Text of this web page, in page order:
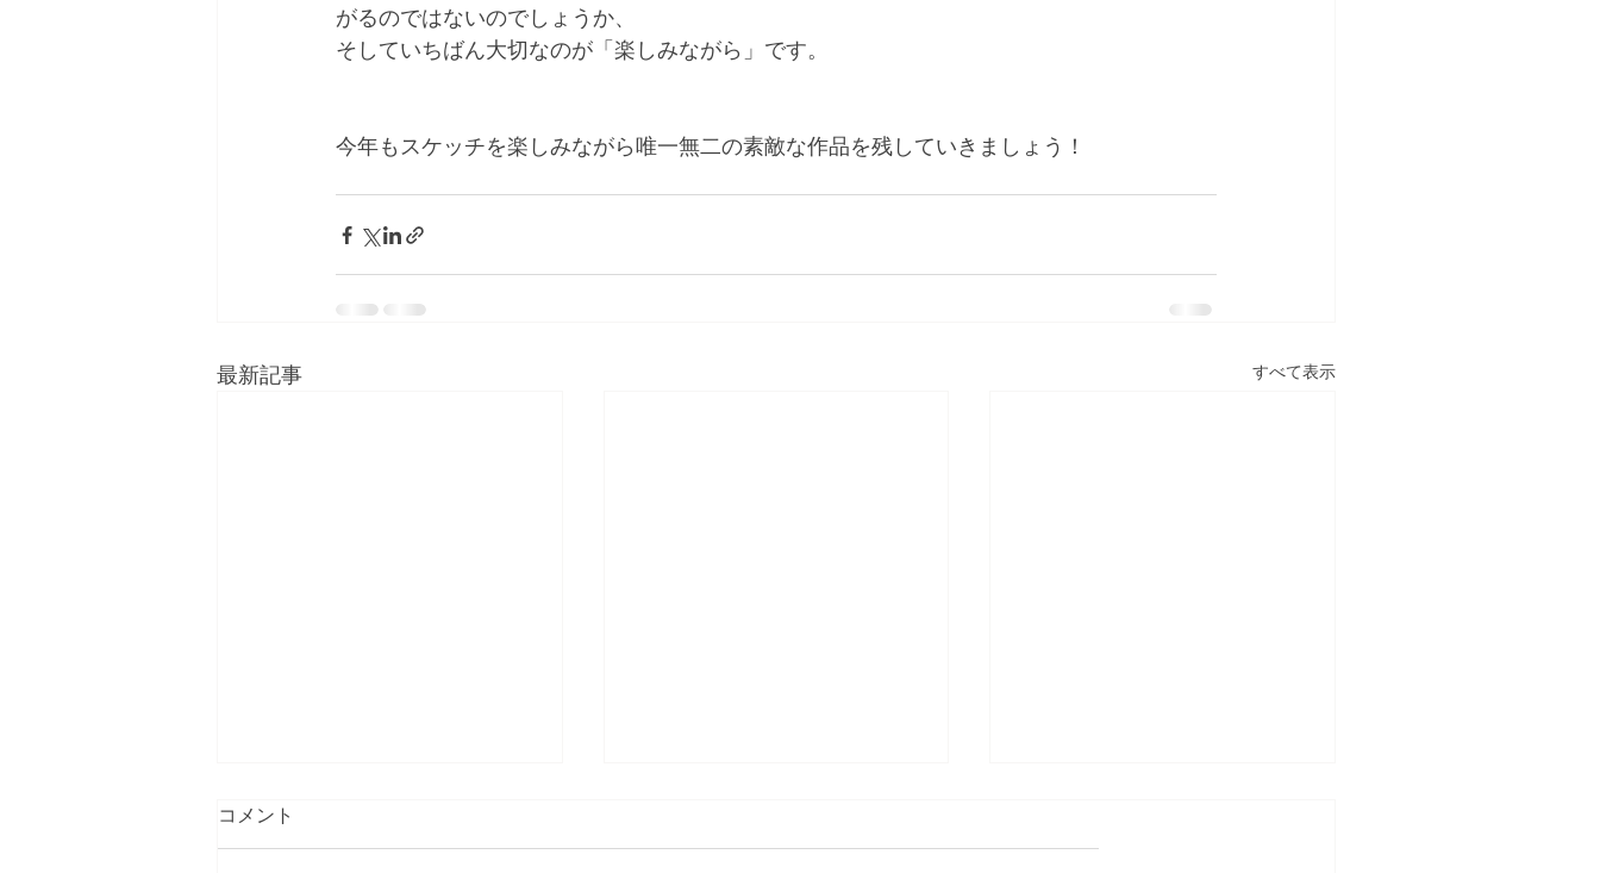
がるのではないのでしょうか、
そしていちばん大切なのが「楽しみながら」です。
今年もスケッチを楽しみながら唯一無二の素敵な作品を残していきましょう！
最新記事 すべて表示
コメント